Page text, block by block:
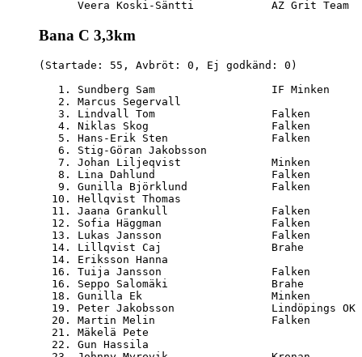
Bana C 3,3km
(Startade: 55, Avbröt: 0, Ej godkänd: 0)
1. Sundberg Sam                  IF
2. Marcus Segervall
3. Lindvall Tom                  Falken
4. Niklas Skog                   Falken
5. Hans-Erik Sten                Falken
6. Stig-Göran Jakobsson
7. Johan Liljeqvist              Minken
8. Lina Dahlund                  Falken
9. Gunilla Björklund             Falken
10. Hellqvist Thomas
11. Jaana Grankull                Falken
12. Sofia Häggman                 Falken
13. Lukas Jansson                 Falken
14. Lillqvist Caj                 Brahe
14. Eriksson Hanna
16. Tuija Jansson                 Falken
16. Seppo Salomäki                Brahe
18. Gunilla Ek                    Minken
19. Peter Jakobsson               Lindöpings
20. Martin Melin                  Falken
21. Mäkelä Pete
22. Gun Hassila